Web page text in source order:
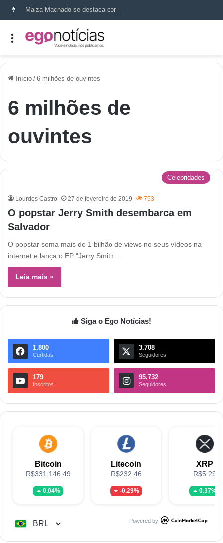
Início / 6 milhões de ouvintes
6 milhões de
ouvintes
Celebridades
Lourdes Castro 27 de fevereiro de 2019 753
O popstar Jerry Smith desembarca em
Salvador
O popstar soma mais de 1 bilhão de views no seus vídeos na
internet e lança o EP “Jerry Smith…
Leia mais »
Siga o Ego Notícias!
1.800
Curtidas
3.708
Seguidores
179
Inscritos
95.732
Seguidores
Bitcoin
R$331,146.49
0.04%
Litecoin
R$232.46
-0.29%
XRP
R$5.29
0.37%
Powered by